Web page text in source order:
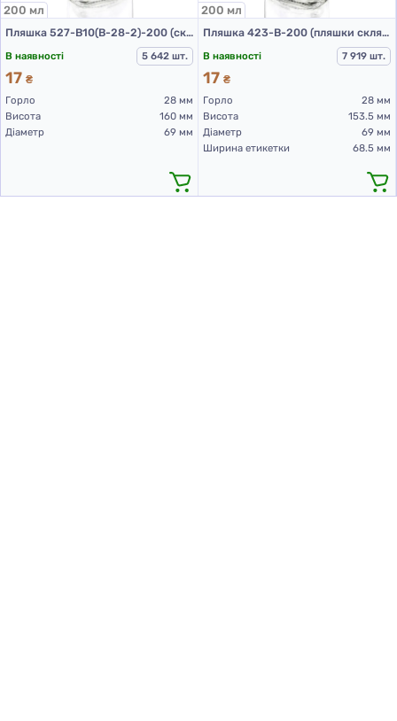
200 мл
Пляшка 527-В10(В-28-2)-200 (скляні пляшки 200 мл)
В наявності
5 642 шт.
17 ₴
Горло
28 мм
Висота
160 мм
Діаметр
69 мм
200 мл
Пляшка 423-В-200 (пляшки скляні 200 мл)
В наявності
7 919 шт.
17 ₴
Горло
28 мм
Висота
153.5 мм
Діаметр
69 мм
Ширина етикетки
68.5 мм